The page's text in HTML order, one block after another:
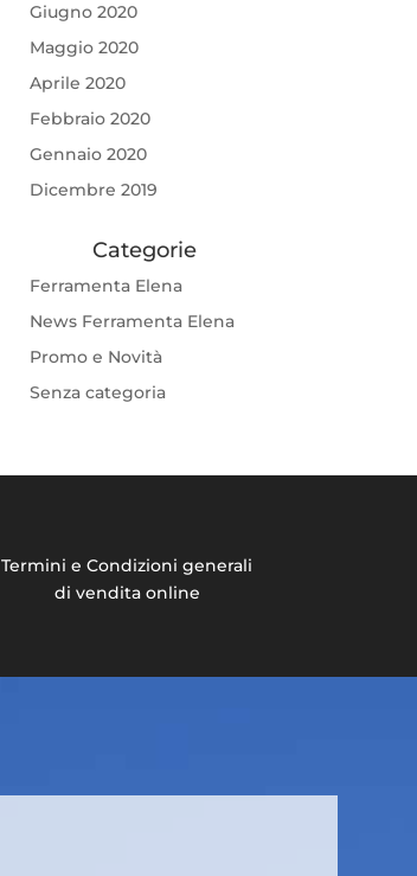
Giugno 2020
Maggio 2020
Aprile 2020
Febbraio 2020
Gennaio 2020
Dicembre 2019
Categorie
Ferramenta Elena
News Ferramenta Elena
Promo e Novità
Senza categoria
Termini e Condizioni generali
di vendita online